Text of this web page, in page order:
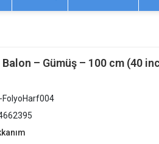
– Gümüş – 100 cm (40
FolyoHarf004